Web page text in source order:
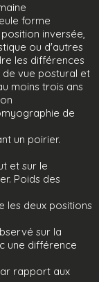
forme
inversée,
ou d'autres
les différences
vue postural et
moins trois ans
de
un poirier.
et sur le
Poids des
les deux positions
sur la
une différence
rapport aux